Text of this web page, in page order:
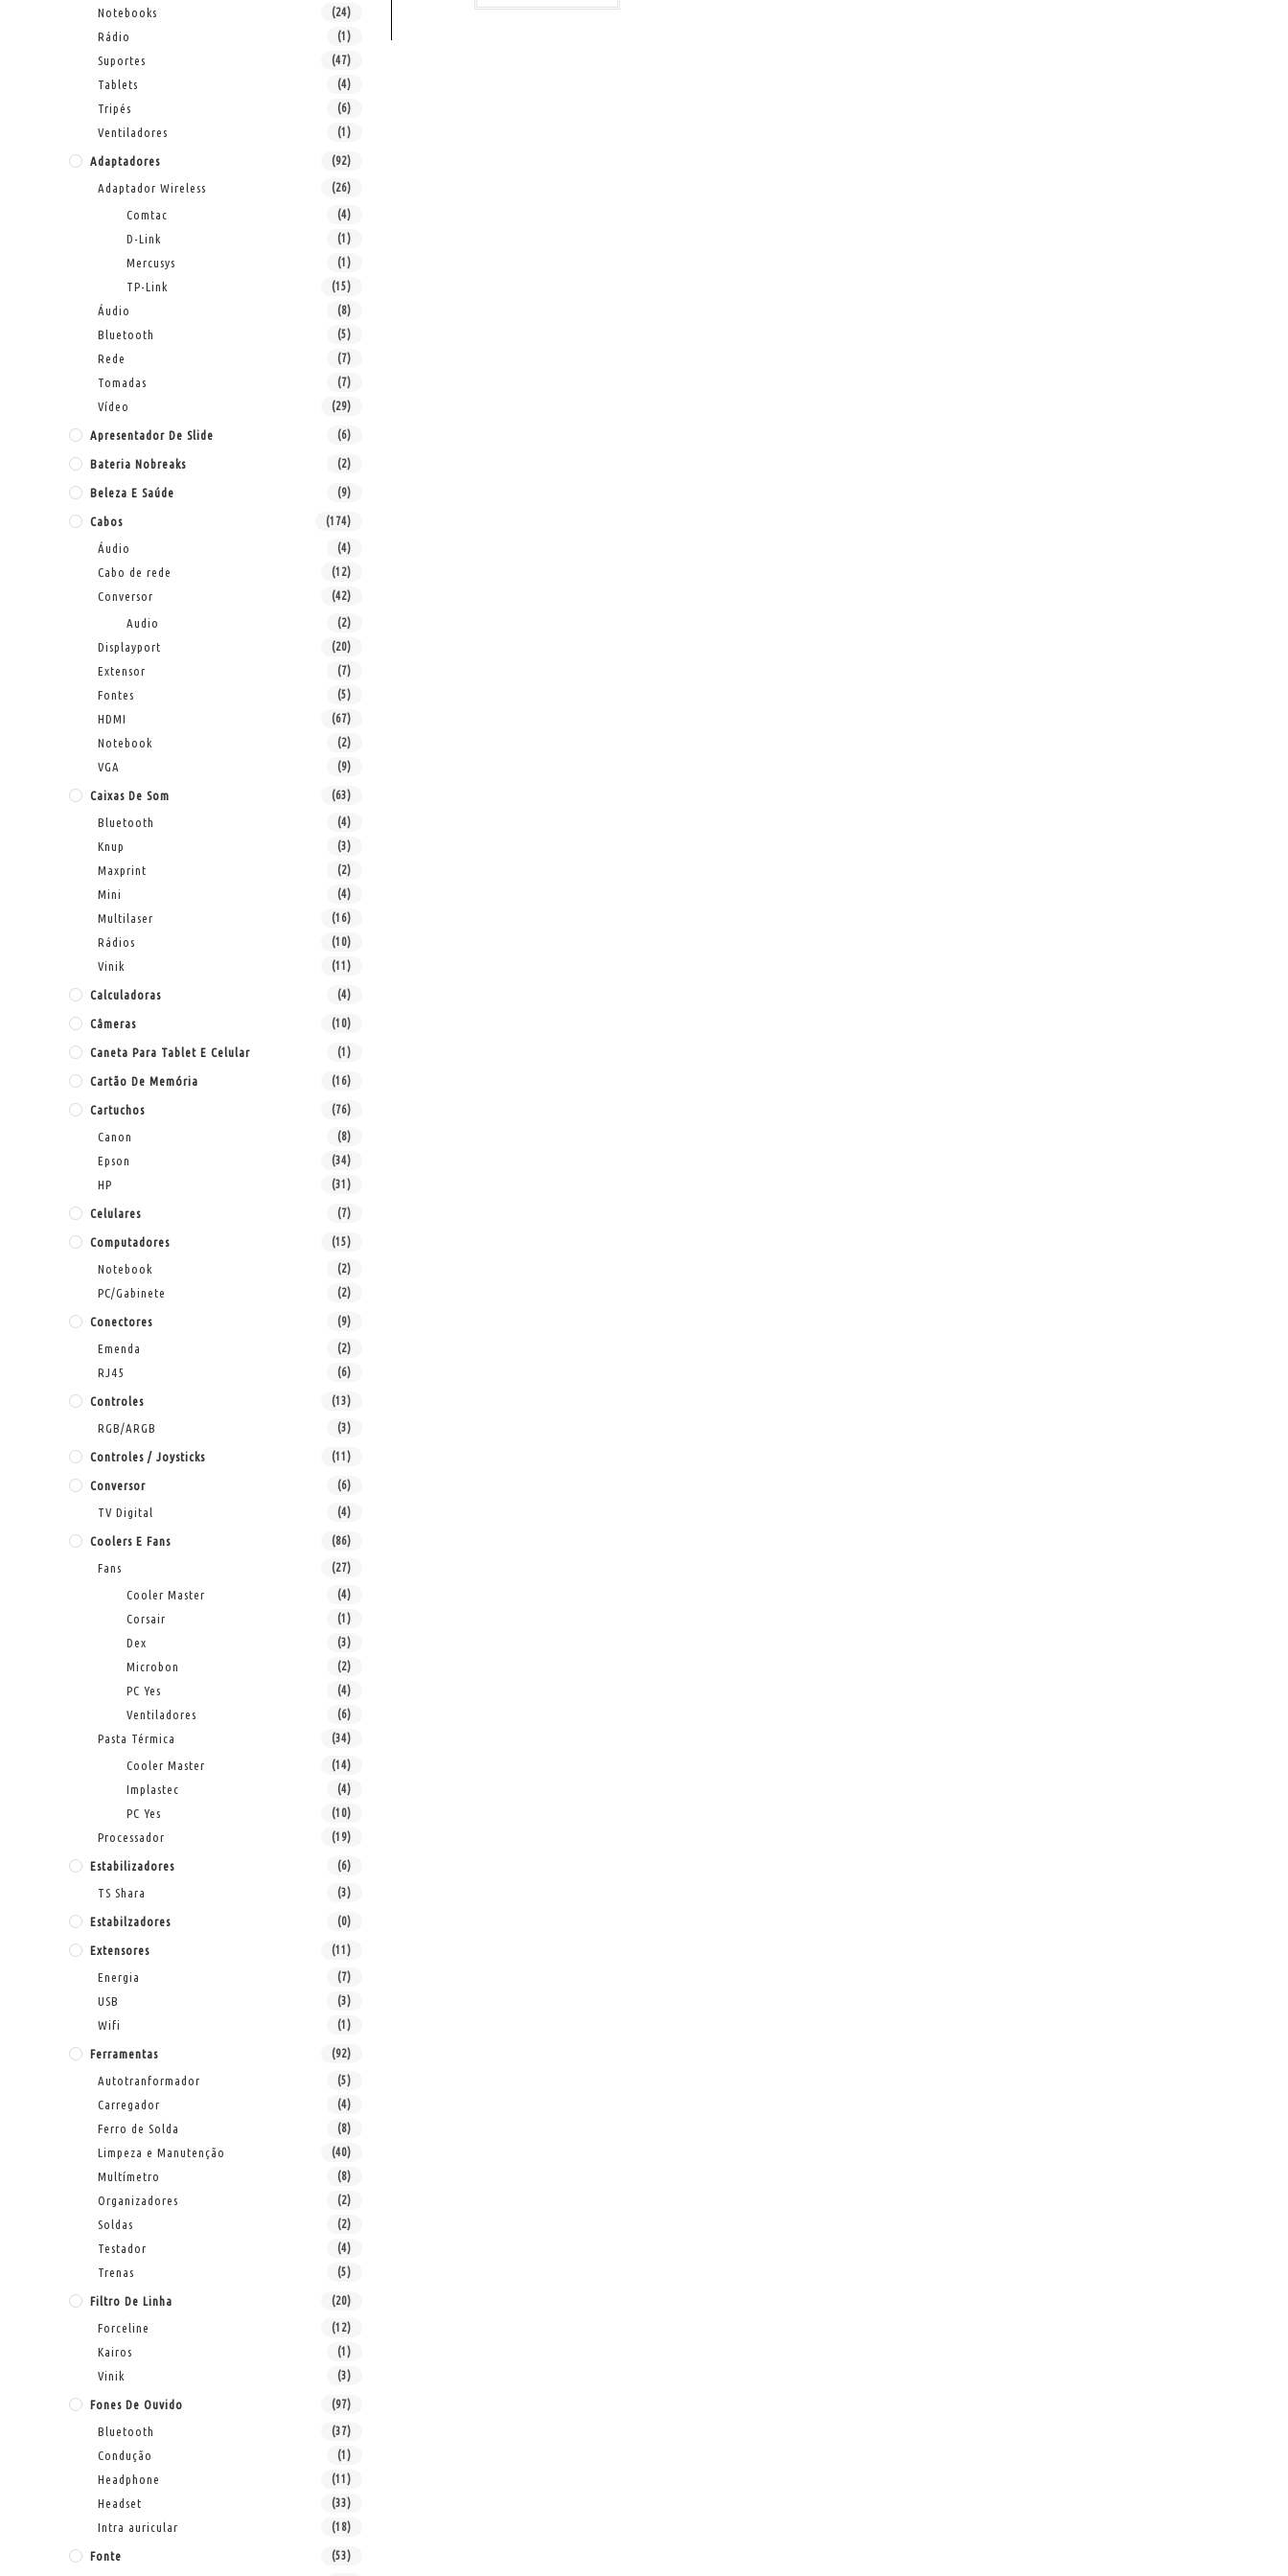
Notebooks (24)
Rádio (1)
Suportes (47)
Tablets (4)
Tripés (6)
Ventiladores (1)
Adaptadores (92)
Adaptador Wireless (26)
Comtac (4)
D-Link (1)
Mercusys (1)
TP-Link (15)
Áudio (8)
Bluetooth (5)
Rede (7)
Tomadas (7)
Vídeo (29)
Apresentador De Slide (6)
Bateria Nobreaks (2)
Beleza E Saúde (9)
Cabos (174)
Áudio (4)
Cabo de rede (12)
Conversor (42)
Audio (2)
Displayport (20)
Extensor (7)
Fontes (5)
HDMI (67)
Notebook (2)
VGA (9)
Caixas De Som (63)
Bluetooth (4)
Knup (3)
Maxprint (2)
Mini (4)
Multilaser (16)
Rádios (10)
Vinik (11)
Calculadoras (4)
Câmeras (10)
Caneta Para Tablet E Celular (1)
Cartão De Memória (16)
Cartuchos (76)
Canon (8)
Epson (34)
HP (31)
Celulares (7)
Computadores (15)
Notebook (2)
PC/Gabinete (2)
Conectores (9)
Emenda (2)
RJ45 (6)
Controles (13)
RGB/ARGB (3)
Controles / Joysticks (11)
Conversor (6)
TV Digital (4)
Coolers E Fans (86)
Fans (27)
Cooler Master (4)
Corsair (1)
Dex (3)
Microbon (2)
PC Yes (4)
Ventiladores (6)
Pasta Térmica (34)
Cooler Master (14)
Implastec (4)
PC Yes (10)
Processador (19)
Estabilizadores (6)
TS Shara (3)
Estabilzadores (0)
Extensores (11)
Energia (7)
USB (3)
Wifi (1)
Ferramentas (92)
Autotranformador (5)
Carregador (4)
Ferro de Solda (8)
Limpeza e Manutenção (40)
Multímetro (8)
Organizadores (2)
Soldas (2)
Testador (4)
Trenas (5)
Filtro De Linha (20)
Forceline (12)
Kairos (1)
Vinik (3)
Fones De Ouvido (97)
Bluetooth (37)
Condução (1)
Headphone (11)
Headset (33)
Intra auricular (18)
Fonte (53)